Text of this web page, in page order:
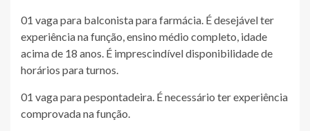
01 vaga para balconista para farmácia. É desejável ter
experiência na função, ensino médio completo, idade
acima de 18 anos. É imprescindível disponibilidade de
horários para turnos.
01 vaga para pespontadeira. É necessário ter experiência
comprovada na função.